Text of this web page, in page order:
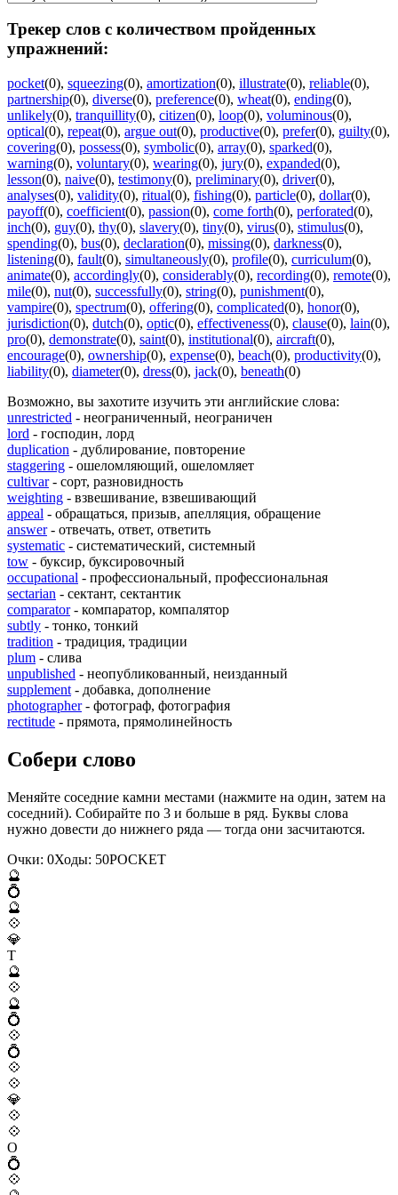
Трекер слов с количеством пройденных
упражнений:
pocket(0), squeezing(0), amortization(0), illustrate(0), reliable(0),
partnership(0), diverse(0), preference(0), wheat(0), ending(0),
unlikely(0), tranquillity(0), citizen(0), loop(0), voluminous(0),
optical(0), repeat(0), argue out(0), productive(0), prefer(0), guilty(0),
covering(0), possess(0), symbolic(0), array(0), sparked(0),
warning(0), voluntary(0), wearing(0), jury(0), expanded(0),
lesson(0), naive(0), testimony(0), preliminary(0), driver(0),
analyses(0), validity(0), ritual(0), fishing(0), particle(0), dollar(0),
payoff(0), coefficient(0), passion(0), come forth(0), perforated(0),
inch(0), guy(0), thy(0), slavery(0), tiny(0), virus(0), stimulus(0),
spending(0), bus(0), declaration(0), missing(0), darkness(0),
listening(0), fault(0), simultaneously(0), profile(0), curriculum(0),
animate(0), accordingly(0), considerably(0), recording(0), remote(0),
mile(0), nut(0), successfully(0), string(0), punishment(0),
vampire(0), spectrum(0), offering(0), complicated(0), honor(0),
jurisdiction(0), dutch(0), optic(0), effectiveness(0), clause(0), lain(0),
pro(0), demonstrate(0), saint(0), institutional(0), aircraft(0),
encourage(0), ownership(0), expense(0), beach(0), productivity(0),
liability(0), diameter(0), dress(0), jack(0), beneath(0)
Возможно, вы захотите изучить эти английские слова:
unrestricted - неограниченный, неограничен
lord - господин, лорд
duplication - дублирование, повторение
staggering - ошеломляющий, ошеломляет
cultivar- сорт, разновидность
weighting - взвешивание, взвешивающий
appeal - обращаться, призыв, апелляция, обращение
answer- отвечать, ответ, ответить
systematic - систематический, системный
tow - буксир, буксировочный
occupational - профессиональный, профессиональная
sectarian - сектант, сектантик
comparator- компаратор, компалятор
subtly - тонко, тонкий
tradition - традиция, традиции
plum - слива
unpublished - неопубликованный, неизданный
supplement - добавка, дополнение
photographer- фотограф, фотография
rectitude - прямота, прямолинейность
Собери слово
Меняйте соседние камни местами (нажмите на один, затем на
соседний). Собирайте по 3 и больше в ряд. Буквы слова
нужно довести до нижнего ряда — тогда они засчитаются.
Очки: 0Ходы: 50POCKET
🔮
💍
🔮
💠
💎
T
🔮
💠
🔮
💍
💠
💍
💠
💠
💎
💠
💠
O
💍
💠